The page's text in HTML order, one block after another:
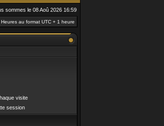
sommes le 08 Aoû 2026 16:59
Heures au format UTC + 1 heure
visite
session